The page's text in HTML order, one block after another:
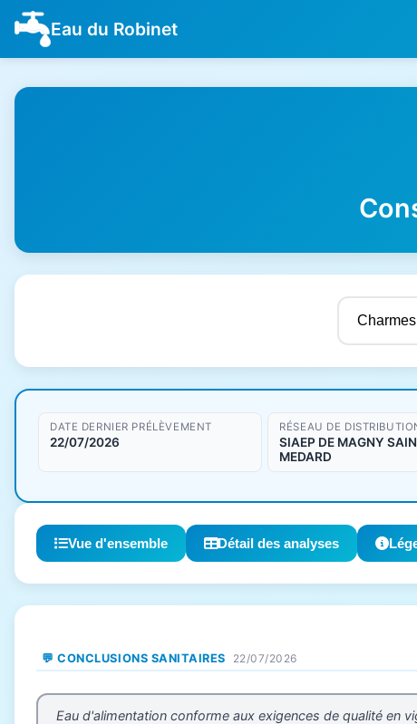
Eau du Robinet
Résultats de qualité de l'eau
DATE DERNIER PRÉLÈVEMENT
22/07/2026
RÉSEAU DE
SIAEP DE MAGNY
MEDARD
Vue d'ensemble Détail des analyses
💬 CONCLUSIONS SANITAIRES 22/07/2026
Eau d'alimentation conforme aux exigences de qualité en